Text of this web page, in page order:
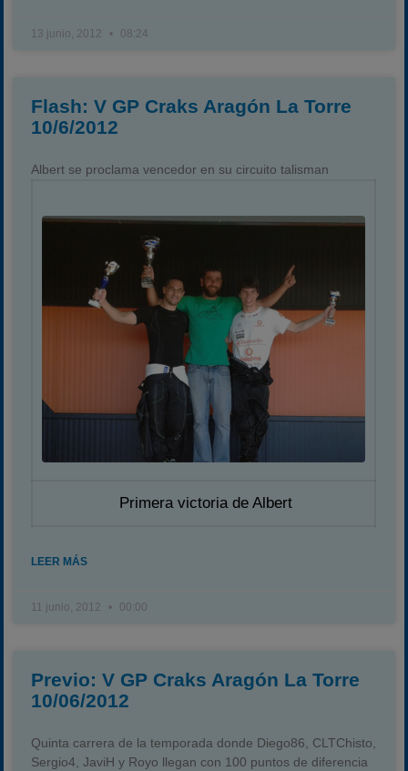
13 junio, 2012 08:24
Flash: V GP Craks Aragón La Torre
10/6/2012
Albert se proclama vencedor en su circuito talisman
Primera victoria de Albert
LEER MÁS
11 junio, 2012 00:00
Previo: V GP Craks Aragón La Torre
10/06/2012
Quinta carrera de la temporada donde Diego86, CLTChisto,
Sergio4, JaviH y Royo llegan con 100 puntos de diferencia